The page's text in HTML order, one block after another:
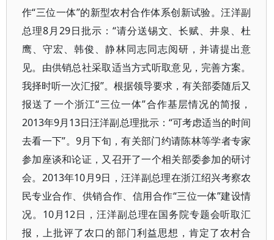
作“三位一体”的新型农村合作体系创新试验。汪洋副
总理8月29日批示：“请分送锡文、长赋、井泉、杜
鹰、守宏、韩俊、静林同志同志阅研，并请提出意
见。由供销总社采取适当方式听取意见，完善方案。
我择时听一次汇报”。根据领导要求，有关部委随后又
报送了一个浙江“三位一体”合作基层情况的简报，
2013年9月13日汪洋副总理批示：“可考虑适当的时间
去看一下”。9月下旬，有关部门约请陈林等学者专家
参加座谈和论证，又召开了一个相关部委参加的研讨
会。2013年10月9日，汪洋副总理在浙江绍兴考察农
民专业合作、供销合作、信用合作“三位一体”建设情
况。10月12日，汪洋副总理在国务院专题会听取汇
报，上批评了农口的部门利益思想，肯定了农村合